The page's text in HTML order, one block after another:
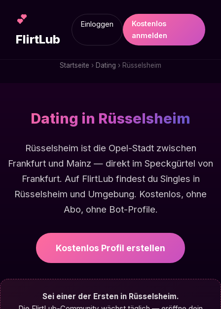
💕
FlirtLub
Einloggen
Kostenlos
anmelden
Startseite › Dating › Rüsselsheim
Dating in Rüsselsheim
Rüsselsheim ist die Opel-Stadt zwischen
Frankfurt und Mainz — direkt im Speckgürtel von
Frankfurt. Auf FlirtLub findest du Singles in
Rüsselsheim und Umgebung. Kostenlos, ohne
Abo, ohne Bot-Profile.
Kostenlos Profil erstellen
Sei einer der Ersten in Rüsselsheim.